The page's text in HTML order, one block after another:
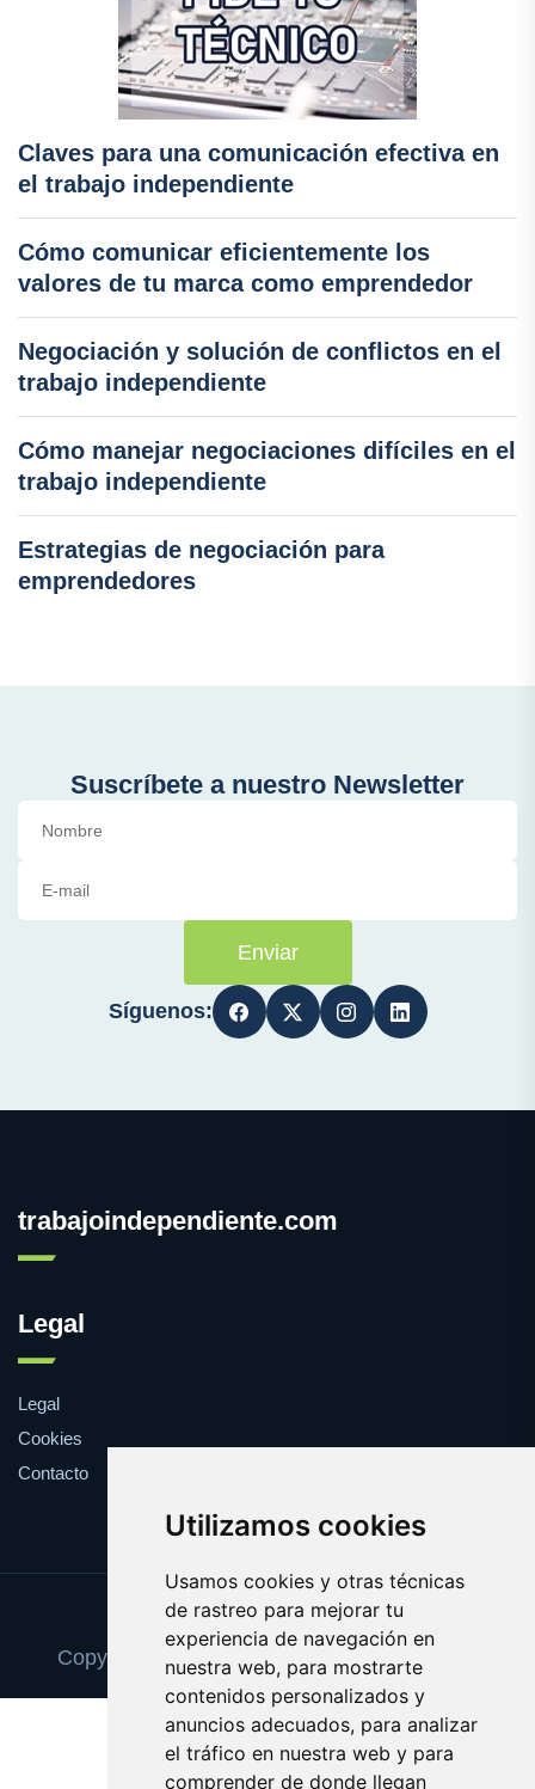
Utilizamos cookies
Usamos cookies y otras técnicas
de rastreo para mejorar tu
experiencia de navegación en
nuestra web, para mostrarte
contenidos personalizados y
anuncios adecuados, para analizar
el tráfico en nuestra web y para
comprender de donde llegan
Claves para una comunicación efectiva en
el trabajo independiente
Cómo comunicar eficientemente los
valores de tu marca como emprendedor
Negociación y solución de conflictos en el
trabajo independiente
Cómo manejar negociaciones difíciles en el
trabajo independiente
Estrategias de negociación para
emprendedores
Suscríbete a nuestro Newsletter
Enviar
Síguenos:
trabajoindependiente.com
Legal
Legal
Cookies
Contacto
Update cookies preferences
Copyright © 2025 trabajoindependiente.com